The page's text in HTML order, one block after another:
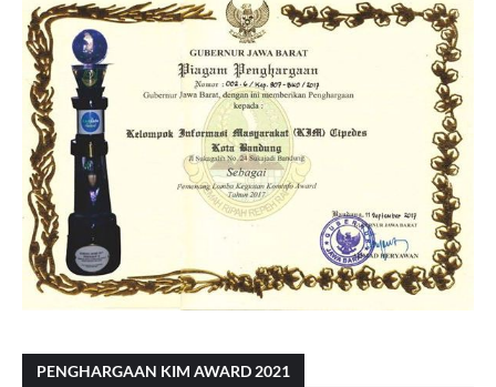
PENGHARGAAN KIM AWARD 2021